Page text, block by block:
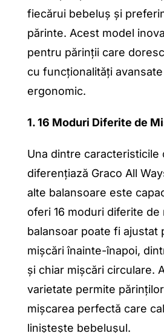
fiecărui bebeluș și
părinte. Acest model
pentru părinții care
cu funcționalități
ergonomic.
1. 16 Moduri Diferite de
Una dintre caracteristicile
diferențiază Graco All
alte balansoare este
oferi 16 moduri diferite de
balansoar poate fi ajustat
mișcări înainte-înapoi,
și chiar mișcări circulare.
varietate permite
mișcarea perfectă care
liniștește bebelușul.